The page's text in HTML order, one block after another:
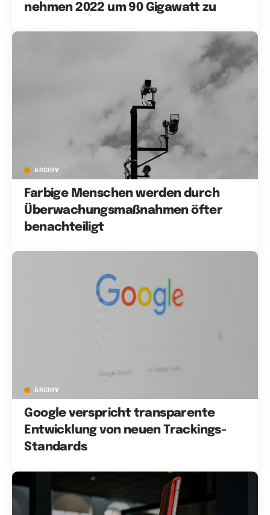
nehmen 2022 um 90 Gigawatt zu
ARCHIV
Farbige Menschen werden durch
Überwachungsmaßnahmen öfter
benachteiligt
ARCHIV
Google verspricht transparente
Entwicklung von neuen Trackings-
Standards